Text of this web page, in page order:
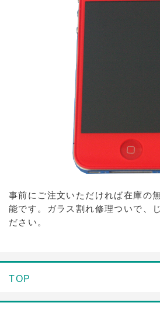
事前にご注文いただければ在庫の
能です。ガラス割れ修理ついで、
ださい。
TOP